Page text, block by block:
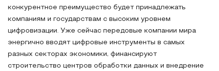
конкурентное преимущество будет принадлежать
компаниям и государствам с высоким уровнем
цифровизации. Уже сейчас передовые компании мира
энергично вводят цифровые инструменты в самых
разных секторах экономики, финансируют
строительство центров обработки данных и внедрение